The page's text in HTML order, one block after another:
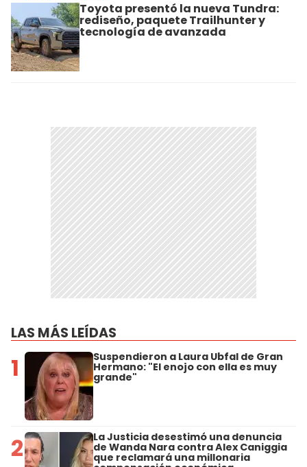
Toyota presentó la nueva Tundra:
rediseño, paquete Trailhunter y
tecnología de avanzada
LAS MÁS LEÍDAS
1 Suspendieron a Laura Ubfal de Gran
Hermano: "El enojo con ella es muy
grande"
2 La Justicia desestimó una denuncia
de Wanda Nara contra Alex Caniggia
que reclamará una millonaria